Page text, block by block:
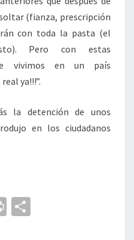
(fianza, prescripción
con toda la pasta (el
Pero con estas
vivimos en un país
ya!!!”.
la detención de unos
en los ciudadanos
Pr